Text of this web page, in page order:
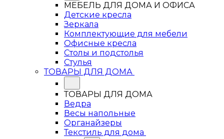
МЕБЕЛЬ ДЛЯ ДОМА И ОФИСА
Детские кресла
Зеркала
Комплектующие для мебели
Офисные кресла
Столы и подстолья
Стулья
ТОВАРЫ ДЛЯ ДОМА
ТОВАРЫ ДЛЯ ДОМА
Ведра
Весы напольные
Органайзеры
Текстиль для дома